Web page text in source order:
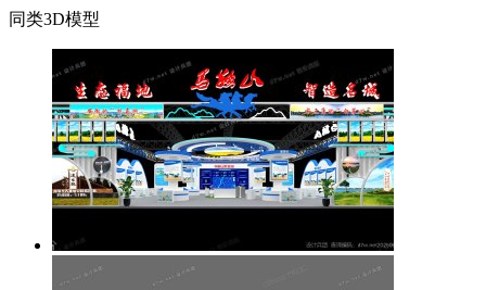
同类3D模型